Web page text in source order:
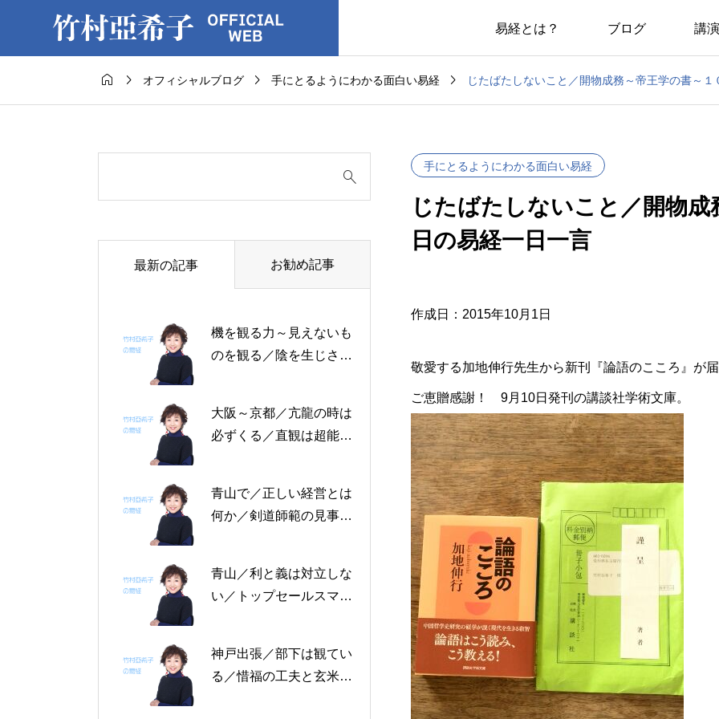
易経とは？ ブログ 講
  オフィシャルブログ  手にとるようにわかる面白い易経  じたばたしないこと／開物成務～帝王学の書～
手にとるようにわかる面白い易経
じたばたしないこと／開物
日の易経一日一言
作成日：2015年10月1日
敬愛する加地伸行先生から新刊『論語のこころ』が
ご恵贈感謝！ 9月10日発刊の講談社学術文庫。
最新の記事 お勧め記事
機を観る力～見えないも
のを観る／陰を生じさせ
月4日～2月8日の5日分
の易経一日一言
大阪～京都／亢龍の時は
必ずくる／直観は超能力
月3日の5日分の易経一日
一言
青山で／正しい経営とは
何か／剣道師範の見事な
日の5日分の易経一日一
言
青山／利と義は対立しな
い／トップセールスマン
の書～1月19日～24日の
6日分の易経一日一言
神戸出張／部下は観てい
る／惜福の工夫と玄米食